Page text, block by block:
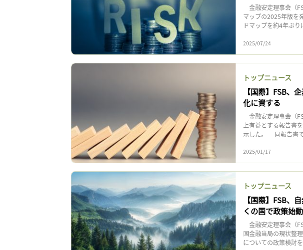
金融安定理事会（
マップの2025年版を
ドマップを約4年ぶ
2025/07/24
トップニュース
【国際】FSB、
化に資する
金融安定理事会（
上有益とする報告書
示した。 同報告書で
2025/01/17
トップニュース
【国際】FSB、
くの国で政策始動
金融安定理事会（
国金融当局の現状整
についての政策検討